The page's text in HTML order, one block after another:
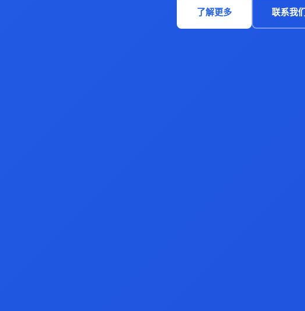
了解更多 联系我